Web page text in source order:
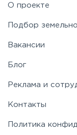
О проекте
Подбор
Вакансии
Блог
Реклама и
Контакты
Политика